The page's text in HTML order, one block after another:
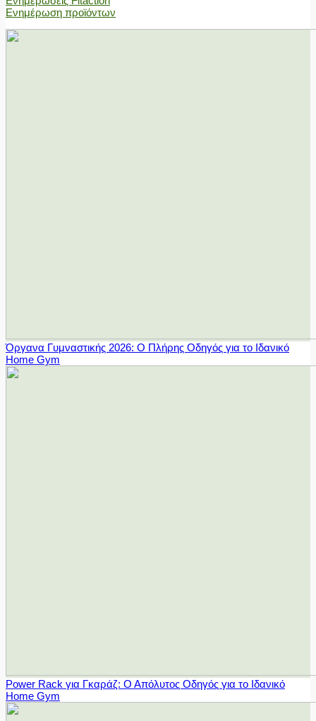
Ενημέρωση προϊόντων
Όργανα Γυμναστικής 2026: Ο Πλήρης Οδηγός για το Ιδανικό
Home Gym
Power Rack για Γκαράζ: Ο Απόλυτος Οδηγός για το Ιδανικό
Home Gym